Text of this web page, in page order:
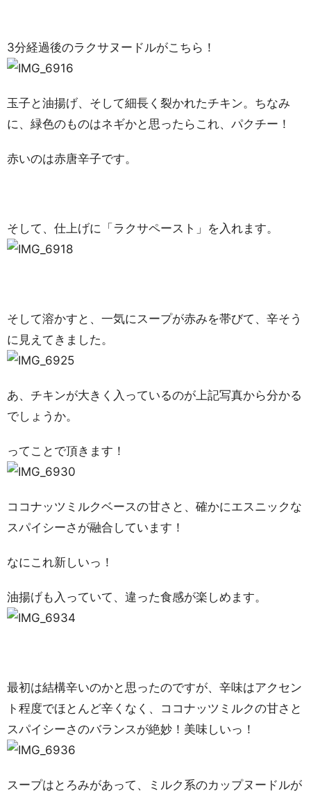
3分経過後のラクサヌードルがこちら！
玉子と油揚げ、そして細長く裂かれたチキン。ちなみ
に、緑色のものはネギかと思ったらこれ、パクチー！
赤いのは赤唐辛子です。
そして、仕上げに「ラクサペースト」を入れます。
そして溶かすと、一気にスープが赤みを帯びて、辛そう
に見えてきました。
あ、チキンが大きく入っているのが上記写真から分かる
でしょうか。
ってことで頂きます！
ココナッツミルクベースの甘さと、確かにエスニックな
スパイシーさが融合しています！
なにこれ新しいっ！
油揚げも入っていて、違った食感が楽しめます。
最初は結構辛いのかと思ったのですが、辛味はアクセン
ト程度でほとんど辛くなく、ココナッツミルクの甘さと
スパイシーさのバランスが絶妙！美味しいっ！
スープはとろみがあって、ミルク系のカップヌードルが